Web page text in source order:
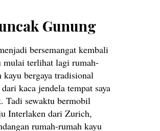
Gunung
bersemangat kembali
mulai terlihat lagi rumah-
kayu bergaya tradisional
kaca jendela tempat saya
Tadi sewaktu bermobil
Interlaken dari Zurich,
rumah-rumah kayu